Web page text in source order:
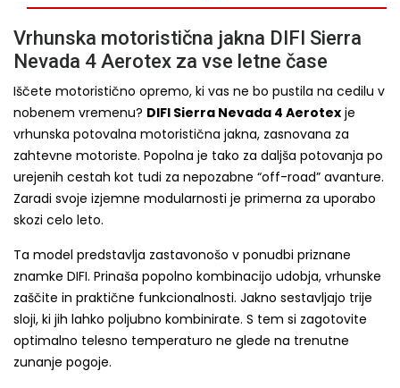
Vrhunska motoristična jakna DIFI Sierra
Nevada 4 Aerotex za vse letne čase
Iščete motoristično opremo, ki vas ne bo pustila na cedilu v
nobenem vremenu? DIFI Sierra Nevada 4 Aerotex je
vrhunska potovalna motoristična jakna, zasnovana za
zahtevne motoriste. Popolna je tako za daljša potovanja po
urejenih cestah kot tudi za nepozabne “off-road” avanture.
Zaradi svoje izjemne modularnosti je primerna za uporabo
skozi celo leto.
Ta model predstavlja zastavonošo v ponudbi priznane
znamke DIFI. Prinaša popolno kombinacijo udobja, vrhunske
zaščite in praktične funkcionalnosti. Jakno sestavljajo trije
sloji, ki jih lahko poljubno kombinirate. S tem si zagotovite
optimalno telesno temperaturo ne glede na trenutne
zunanje pogoje.